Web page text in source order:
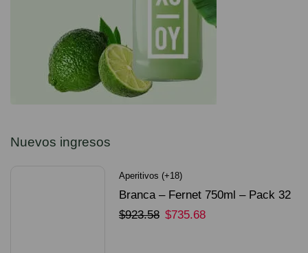
Nuevos ingresos
Aperitivos (+18)
Branca – Fernet 750ml – Pack 32
Unidades
$923.58 $735.68